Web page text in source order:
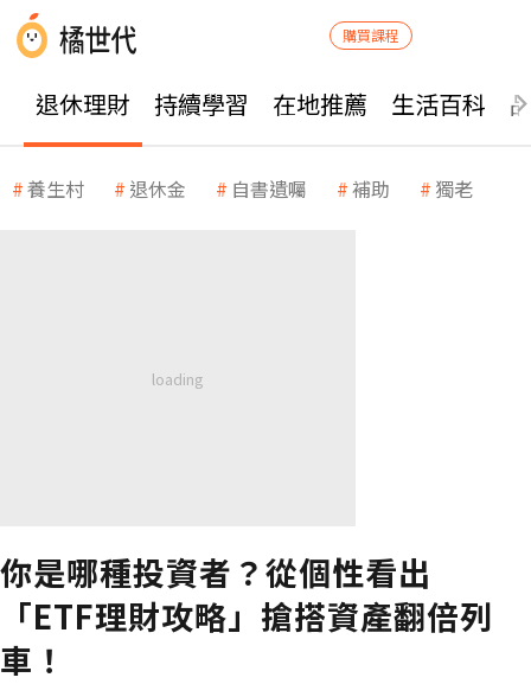
購買課程
退休理財 持續學習 在地推薦 生活百科
養生村 退休金 自書遺囑 補助 獨老
你是哪種投資者？從個性看出
「ETF理財攻略」搶搭資產翻倍列
車！